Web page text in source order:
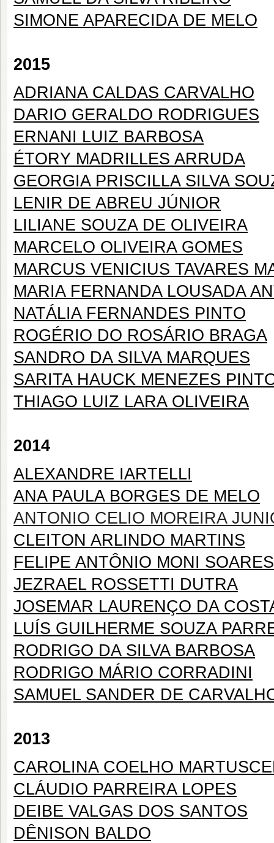
SIMONE APARECIDA DE MELO
2015
ADRIANA CALDAS CARVALHO
DARIO GERALDO RODRIGUES
ERNANI LUIZ BARBOSA
ÉTORY MADRILLES ARRUDA
GEORGIA PRISCILLA SILVA
LENIR DE ABREU JÚNIOR
LILIANE SOUZA DE OLIVEIRA
MARCELO OLIVEIRA GOMES
MARCUS VENICIUS TAVARES
MARIA FERNANDA LOUSADA
NATÁLIA FERNANDES PINTO
ROGÉRIO DO ROSÁRIO BRAGA
SANDRO DA SILVA MARQUES
SARITA HAUCK MENEZES
THIAGO LUIZ LARA OLIVEIRA
2014
ALEXANDRE IARTELLI
ANA PAULA BORGES DE MELO
ANTONIO CELIO MOREIRA
CLEITON ARLINDO MARTINS
FELIPE ANTÔNIO MONI SOARES
JEZRAEL ROSSETTI DUTRA
JOSEMAR LAURENÇO DA
LUÍS GUILHERME SOUZA
RODRIGO DA SILVA BARBOSA
RODRIGO MÁRIO CORRADINI
SAMUEL SANDER DE
2013
CAROLINA COELHO
CLÁUDIO PARREIRA LOPES
DEIBE VALGAS DOS SANTOS
DÊNISON BALDO